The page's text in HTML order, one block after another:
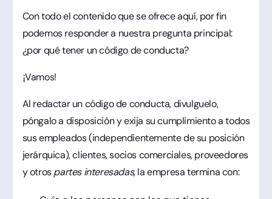
Con todo el contenido que se ofrece aquí, por fin
podemos responder a nuestra pregunta principal:
¿por qué tener un código de conducta?
¡Vamos!
Al redactar un código de conducta, divulguelo,
póngalo a disposición y exija su cumplimiento a todos
sus empleados (independientemente de su posición
jerárquica), clientes, socios comerciales, proveedores
y otrospartes interesadas, la empresa termina con: